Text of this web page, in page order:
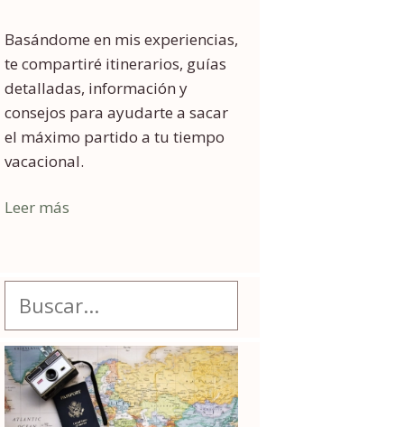
Basándome en mis experiencias,
te compartiré itinerarios, guías
detalladas, información y
consejos para ayudarte a sacar
el máximo partido a tu tiempo
vacacional.
Leer más